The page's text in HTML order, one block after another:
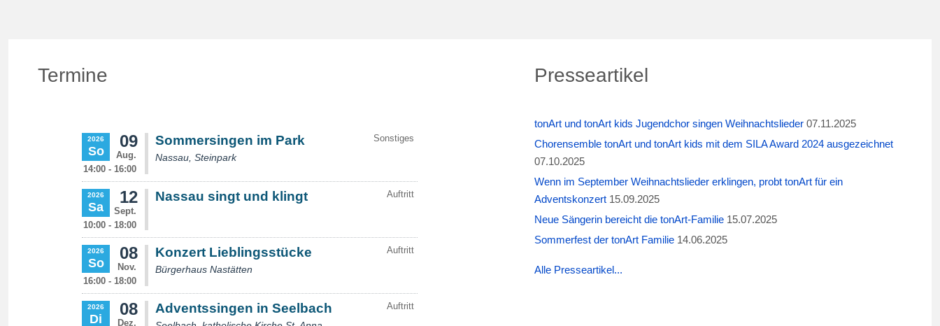
Termine Presseartikel
tonArt und tonArt kids Jugendchor singen Weihnachtslieder 07.11.2025
Chorensemble tonArt und tonArt kids mit dem SILA Award 2024 ausgezeichnet
07.10.2025
Wenn im September Weihnachtslieder erklingen, probt tonArt für ein
Adventskonzert 15.09.2025
Neue Sängerin bereicht die tonArt-Familie 15.07.2025
Sommerfest der tonArt Familie 14.06.2025
Alle Presseartikel...